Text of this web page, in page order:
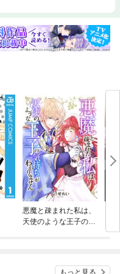
悪魔と疎まれた私は、
天使のような王子の気
もっと見る